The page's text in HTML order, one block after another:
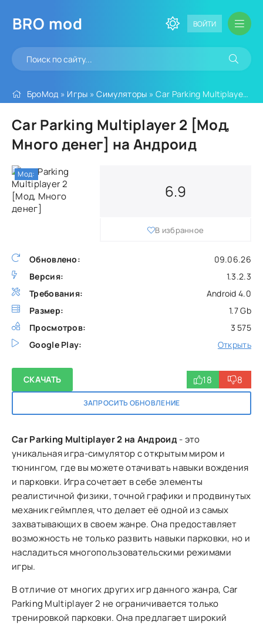
BRO mod ВОЙТИ
БроМод » Игры »Симуляторы » Car Parking Multiplayer 2 [Мод, Много денег]
Car Parking Multiplayer 2 [Мод,
Много денег] на Андроид
Обновлено:
09.06.26
Версия:
1.3.2.3
Требования:
Android 4.0
Размер:
1.7 Gb
Просмотров:
3 575
Google Play:
Открыть
6.9
В избранное
СКАЧАТЬ
ЗАПРОСИТЬ ОБНОВЛЕНИЕ
18 8
Мод:
Car Parking Multiplayer 2 на Андроид - это
уникальная игра-симулятор с открытым миром и
тюнингом, где вы можете отачивать навыки вождения
и парковки. Игра сочетает в себе элементы
реалистичной физики, точной графики и продвинутых
механик геймплея, что делает её одной из самых
захватывающих в своем жанре. Она предоставляет
возможность не только развить навыки парковки, но и
насладиться многопользовательскими режимами
игры.
В отличие от многих других игр данного жанра, Car
Parking Multiplayer 2 не ограничивается только
тренировкой парковки. Она предлагает широкий